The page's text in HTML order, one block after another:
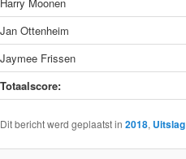
Jan Ottenheim
Jaymee Frissen
Totaalscore:
Dit bericht werd geplaatst in 2018, Uitslag